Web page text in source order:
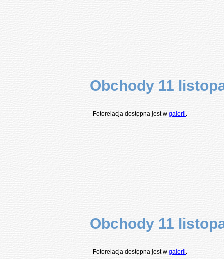
Obchody 11
Fotorelacja dostępna jest w galerii.
Obchody 11
Fotorelacja dostępna jest w galerii.